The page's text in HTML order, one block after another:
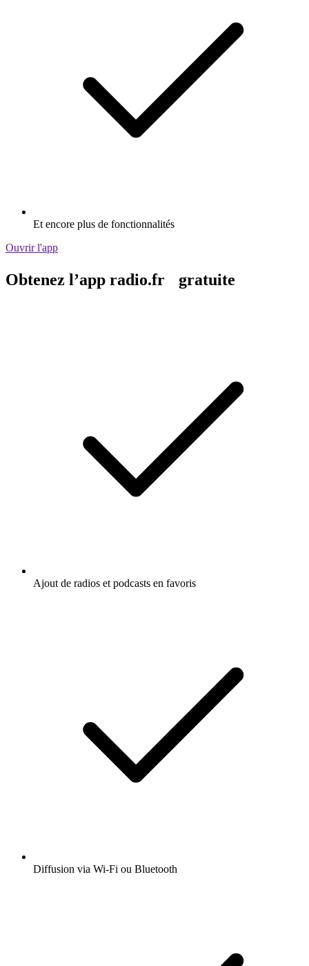
Et encore plus de fonctionnalités
Ouvrir l'app
Obtenez l’app radio.fr gratuite
Ajout de radios et podcasts en favoris
Diffusion via Wi-Fi ou Bluetooth